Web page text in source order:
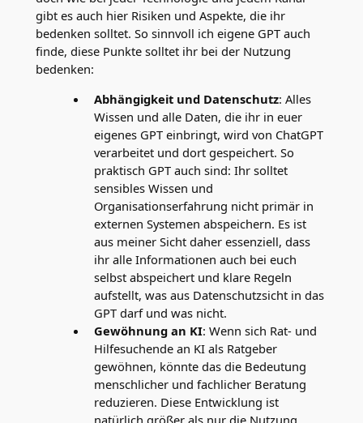
gibt es auch hier Risiken und Aspekte, die ihr
bedenken solltet. So sinnvoll ich eigene GPT auch
finde, diese Punkte solltet ihr bei der Nutzung
bedenken:
Abhängigkeit und Datenschutz: Alles
Wissen und alle Daten, die ihr in euer
eigenes GPT einbringt, wird von ChatGPT
verarbeitet und dort gespeichert. So
praktisch GPT auch sind: Ihr solltet
sensibles Wissen und
Organisationserfahrung nicht primär in
externen Systemen abspeichern. Es ist
aus meiner Sicht daher essenziell, dass
ihr alle Informationen auch bei euch
selbst abspeichert und klare Regeln
aufstellt, was aus Datenschutzsicht in das
GPT darf und was nicht.
Gewöhnung an KI: Wenn sich Rat- und
Hilfesuchende an KI als Ratgeber
gewöhnen, könnte das die Bedeutung
menschlicher und fachlicher Beratung
reduzieren. Diese Entwicklung ist
natürlich größer als nur die Nutzung